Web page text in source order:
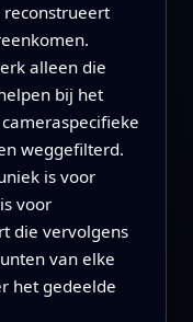
reconstrueert
alleen die
bij het
weggefilterd.
is voor
voor
die vervolgens
van elke
het gedeelde